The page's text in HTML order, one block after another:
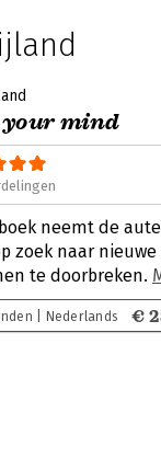
your mind
neemt de
zoek naar
te doorbreken.
| Nederlands €